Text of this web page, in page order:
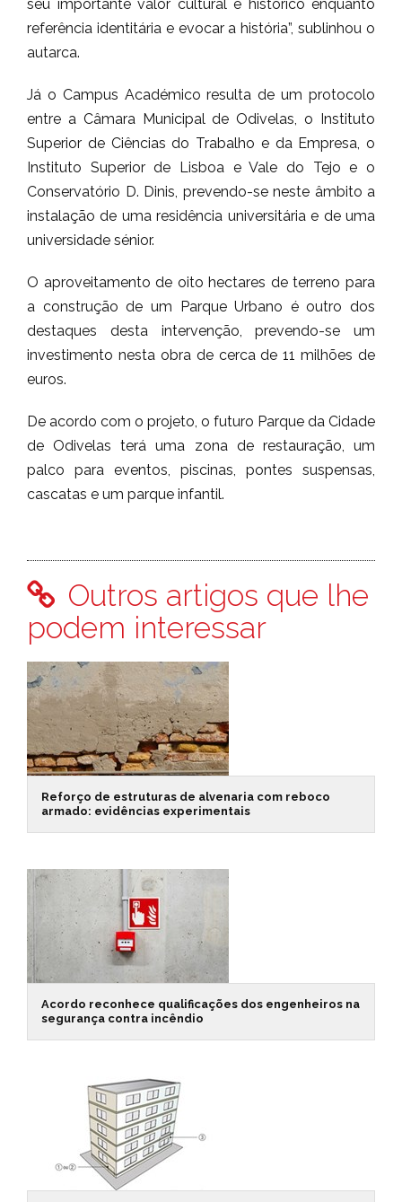
seu importante valor cultural e histórico enquanto
referência identitária e evocar a história”, sublinhou o
autarca.
Já o Campus Académico resulta de um protocolo
entre a Câmara Municipal de Odivelas, o Instituto
Superior de Ciências do Trabalho e da Empresa, o
Instituto Superior de Lisboa e Vale do Tejo e o
Conservatório D. Dinis, prevendo-se neste âmbito a
instalação de uma residência universitária e de uma
universidade sénior.
O aproveitamento de oito hectares de terreno para
a construção de um Parque Urbano é outro dos
destaques desta intervenção, prevendo-se um
investimento nesta obra de cerca de 11 milhões de
euros.
De acordo com o projeto, o futuro Parque da Cidade
de Odivelas terá uma zona de restauração, um
palco para eventos, piscinas, pontes suspensas,
cascatas e um parque infantil.
Outros artigos que lhe
podem interessar
Reforço de estruturas de alvenaria com reboco
armado: evidências experimentais
Acordo reconhece qualificações dos engenheiros na
segurança contra incêndio